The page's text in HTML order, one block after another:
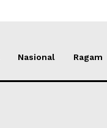
Nasional Ragam